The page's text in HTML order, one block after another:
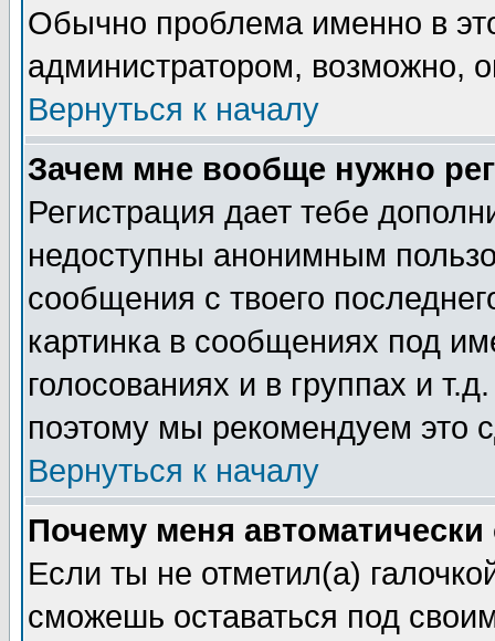
Обычно проблема именно в
администратором, возможно,
Вернуться к началу
Зачем мне вообще нужно
Регистрация дает тебе
недоступны анонимным
сообщения с твоего
картинка в сообщениях под
голосованиях и в группах и
поэтому мы рекомендуем это
Вернуться к началу
Почему меня автоматически
Если ты не отметил(а)
сможешь оставаться под